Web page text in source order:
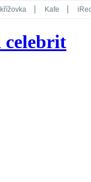
Kafe
celebrit